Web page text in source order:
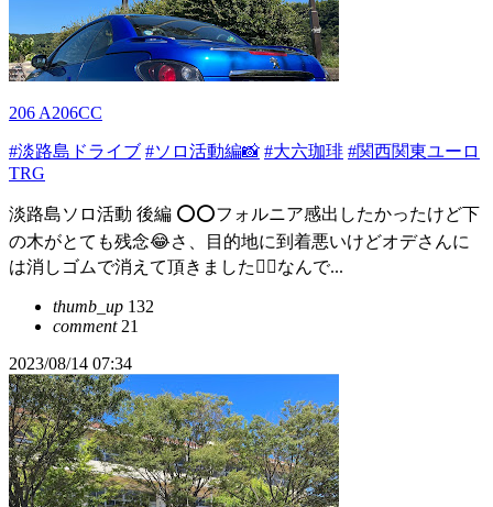
206 A206CC
#淡路島ドライブ #ソロ活動編📸 #大六珈琲 #関西関東ユーロ
TRG
淡路島ソロ活動 後編 ⭕️⭕️フォルニア感出したかったけど下
の木がとても残念😂さ、目的地に到着悪いけどオデさんに
は消しゴムで消えて頂きました🙇‍♂️なんで...
thumb_up 132
comment21
2023/08/14 07:34